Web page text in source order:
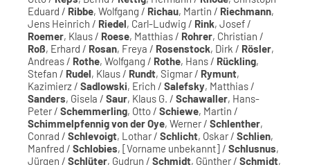
Eduard / Ribbe, Wolfgang / Richau, Martin / Riechmann,
Jens Heinrich / Riedel, Carl-Ludwig / Rink, Josef /
Roemer, Klaus / Roese, Matthias / Rohrer, Christian /
Roß, Erhard / Rosan, Freya / Rosenstock, Dirk / Rösler,
Andreas / Rothe, Wolfgang / Rothe, Hans / Rückling,
Stefan / Rudel, Klaus / Rundt, Sigmar / Rymunt,
Kazimierz / Sadlowski, Erich / Salefsky, Matthias /
Sanders, Gisela / Saur, Klaus G. / Schawaller, Hans-
Peter / Schemmerling, Otto / Schiewe, Martin /
Schimmelpfennig von der Oye, Werner / Schlenther,
Conrad / Schlevoigt, Lothar / Schlicht, Oskar / Schlien,
Manfred / Schlobies, [Vorname unbekannt] / Schlusnus,
Jürgen / Schlüter, Gudrun / Schmidt, Günther / Schmidt,